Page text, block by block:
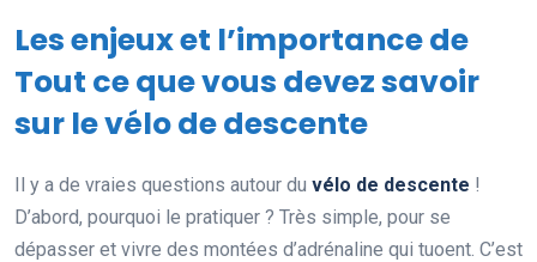
Les enjeux et l’importance de
Tout ce que vous devez savoir
sur le vélo de descente
Il y a de vraies questions autour du vélo de descente !
D’abord, pourquoi le pratiquer ? Très simple, pour se
dépasser et vivre des montées d’adrénaline qui tuoent. C’est